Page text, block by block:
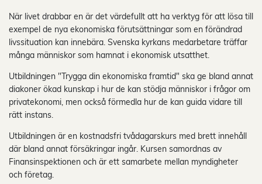
När livet drabbar en är det värdefullt att ha verktyg för att lösa till
exempel de nya ekonomiska förutsättningar som en förändrad
livssituation kan innebära. Svenska kyrkans medarbetare träffar
många människor som hamnat i ekonomisk utsatthet.
Utbildningen "Trygga din ekonomiska framtid" ska ge bland annat
diakoner ökad kunskap i hur de kan stödja människor i frågor om
privatekonomi, men också förmedla hur de kan guida vidare till
rätt instans.
Utbildningen är en kostnadsfri tvådagarskurs med brett innehåll
där bland annat försäkringar ingår. Kursen samordnas av
Finansinspektionen och är ett samarbete mellan myndigheter
och företag.